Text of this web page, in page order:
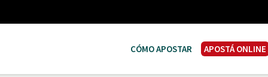
CÓMO APOSTAR APOSTÁ ONLINE